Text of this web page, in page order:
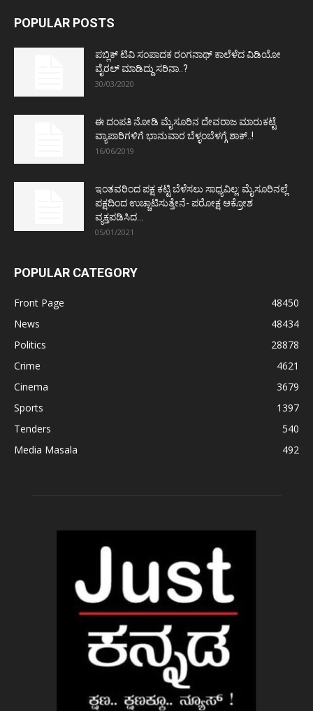
POPULAR POSTS
ಪಬ್ಲಿಕ್ ಟಿವಿ ಸಂಪಾದಕ ರಂಗನಾಥ್ ಕಾಲೆಳೆದ ವಿಡಿಯೋ
ವೈರಲ್ ಮಾಡಿದ್ದು ಸರಿನಾ..?
30/03/2020
ಈ ದಂಪತಿ ನೋಡಿ ಮೈಸೂರಿನ ದೇವರಾಜ ಮಾರುಕಟ್ಟೆ
ವ್ಯಾಪಾರಿಗಳಿಗೆ ಭಾನುವಾರ ಬೆಳ್ಳಂಬೆಳಗ್ಗೆ ಶಾಕ್..!
16/06/2019
ಇಂತವರಿಂದ ಪಕ್ಷ ಕಟ್ಟಿ ಬೆಳೆಸಲು ಸಾಧ್ಯವಿಲ್ಲ: ಮೈಸೂರಿನಲ್ಲೆ
ಪಕ್ಷದಿಂದ ಉಚ್ಚಾಟಿಸುತ್ತೇನೆ- ಪರೋಕ್ಷ ಆಕ್ರೋಶ
ವ್ಯಕ್ತಪಡಿಸಿದ...
05/01/2021
POPULAR CATEGORY
Front Page
48450
News
48434
Politics
28878
Crime
4621
Cinema
3679
Sports
1397
Tenders
540
Media Masala
492